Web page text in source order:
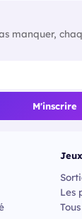
manquer,
M'inscrire
Les